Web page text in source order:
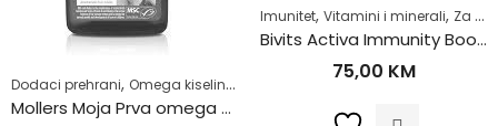
Dodaci prehrani, Omega kiseline , Vitamini i minerali ,
Mollers Moja Prva omega 250ml
Imunitet, Vitamini i minerali, Za djecu
Bivits Activa Immunity Booster Junior tbl a60
75,00 KM